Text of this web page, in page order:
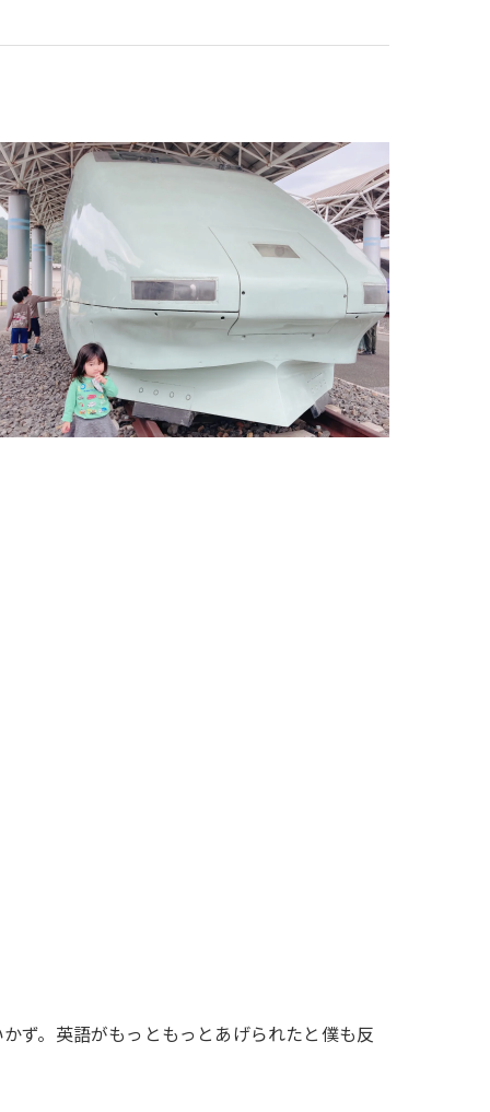
ず。英語がもっともっとあげられたと僕も反